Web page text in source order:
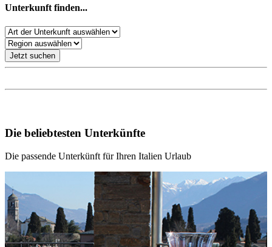
Unterkunft finden...
Jetzt suchen
Die beliebtesten Unterkünfte
Die passende Unterkünft für Ihren Italien Urlaub